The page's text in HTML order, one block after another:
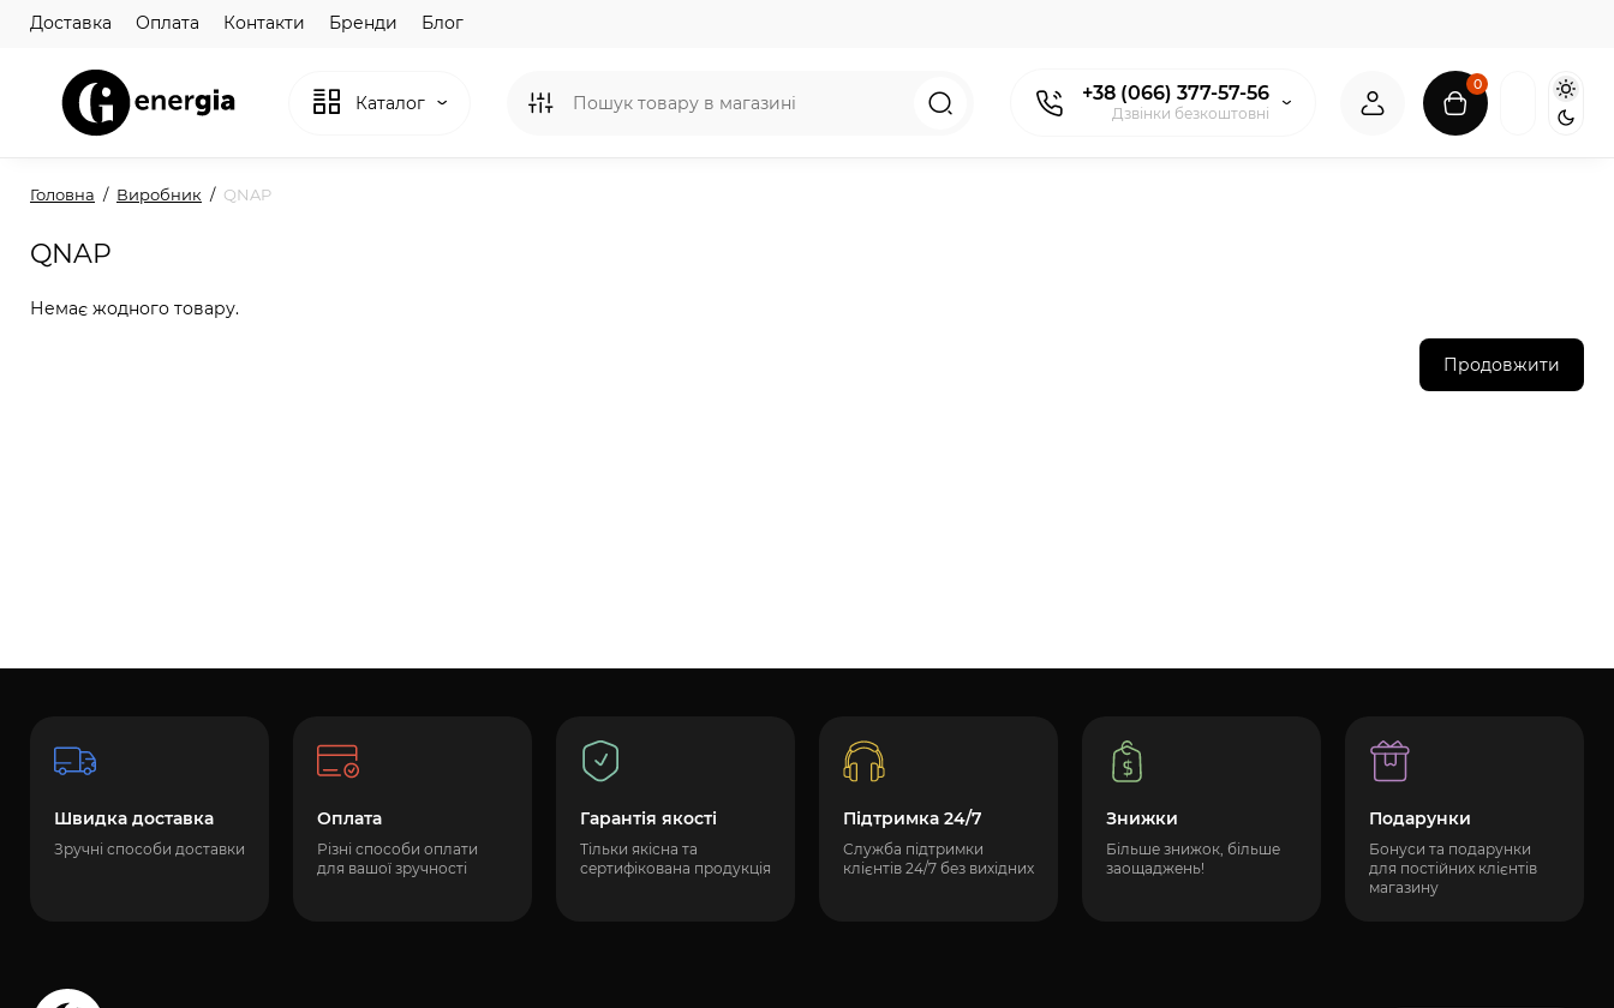
Доставка Оплата Контакти Бренди Блог
Каталог +38 (066) 377-57-56
Дзвінки безкоштовні
0
Головна Виробник QNAP
QNAP
Немає жодного товару.
Продовжити
Швидка доставка
Зручні способи доставки
Оплата
Різні способи оплати
для вашої зручності
Гарантія якості
Тільки якісна та
сертифікована продукція
Підтримка 24/7
Служба підтримки
клієнтів 24/7 без вихідних
Знижки
Більше знижок, більше
заощаджень!
Подарунки
Бонуси та подарунки
для постійних клієнтів
магазину